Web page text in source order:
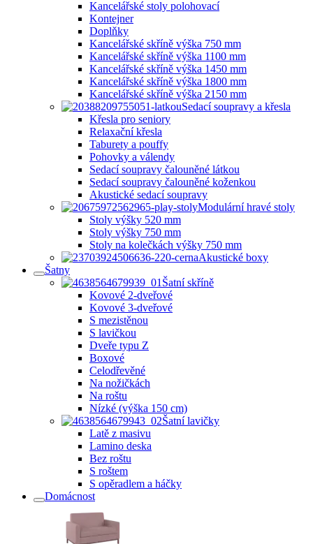
Kancelářské stoly polohovací
Kontejner
Doplňky
Kancelářské skříně výška 750 mm
Kancelářské skříně výška 1100 mm
Kancelářské skříně výška 1450 mm
Kancelářské skříně výška 1800 mm
Kancelářské skříně výška 2150 mm
Sedací soupravy a křesla
Křesla pro seniory
Relaxační křesla
Taburety a pouffy
Pohovky a válendy
Sedací soupravy čalouněné látkou
Sedací soupravy čalouněné koženkou
Akustické sedací soupravy
Modulární hravé stoly
Stoly výšky 520 mm
Stoly výšky 750 mm
Stoly na kolečkách výšky 750 mm
Akustické boxy
Šatny
Šatní skříně
Kovové 2-dveřové
Kovové 3-dveřové
S mezistěnou
S lavičkou
Dveře typu Z
Boxové
Celodřevěné
Na nožičkách
Na roštu
Nízké (výška 150 cm)
Šatní lavičky
Latě z masivu
Lamino deska
Bez roštu
S roštem
S opěradlem a háčky
Domácnost